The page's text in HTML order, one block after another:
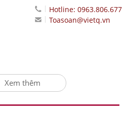
Hotline: 0963.806.677
Toasoan@vietq.vn
Xem thêm